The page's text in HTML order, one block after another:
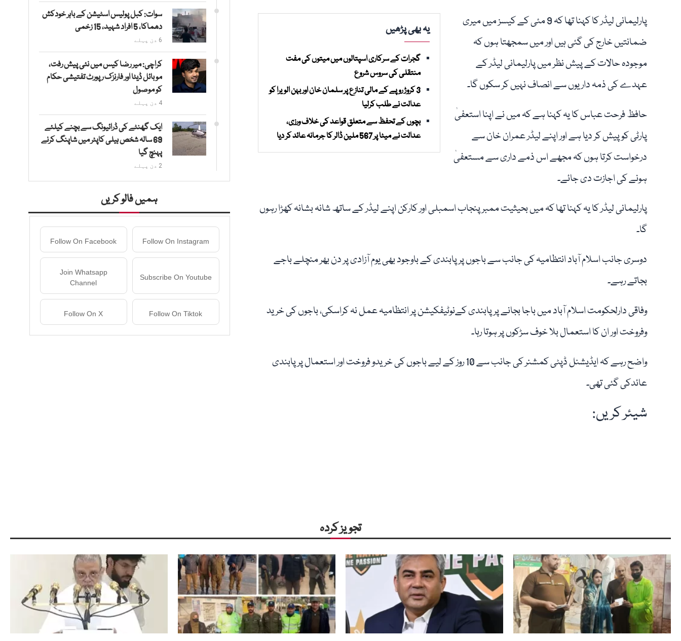
یہ بھی پڑھیں
گجرات کے سرکاری اسپتالوں میں میتوں کی مفت
منتقلی کی سروس شروع
3 کروڑ روپے کے مالی تنازع پر سلمان خان اور بہن الویرا کو
عدالت نے طلب کرلیا
بچوں کے تحفظ سے متعلق قواعد کی خلاف ورزی،
عدالت نے میٹا پر 567 ملین ڈالر کا جرمانہ عائد کر دیا
پارلیمانی لیڈر کا کہنا تھا کہ 9 مئی کے کیسز میں میری
ضمانتیں خارج کی گئی ہیں اور میں سمجھتا ہوں کہ
موجودہ حالات کے پیش نظر میں پارلیمانی لیڈر کے
عہدے کی ذمہ داریوں سے انصاف نہیں کر سکوں گا۔
حافظ فرحت عباس کا یہ کہنا ہے کہ میں نے اپنا استعفیٰ
پارٹی کو پیش کر دیا ہے اور اپنے لیڈر عمران خان سے
درخواست کرتا ہوں کہ مجھے اس ذمے داری سے مستعفیٰ
ہونے کی اجازت دی جائے۔
پارلیمانی لیڈر کا یہ کہنا تھا کہ میں بحیثیت ممبر پنجاب اسمبلی اور کارکن اپنے لیڈر کے ساتھ شانہ بشانہ کھڑا رہوں
گا۔
دوسری جانب اسلام آباد انتظامیہ کی جانب سے باجوں پر پابندی کے باوجود بھی یوم آزادی پر دن بھر منچلے باجے
بجاتے رہے۔
وفاقی دارلحکومت اسلام آباد میں باجا بجانے پرپابندی کےنوٹیفکیشن پر انتظامیہ عمل نہ کراسکی، باجوں کی خرید
وفروخت اور ان کا استعمال بلا خوف سڑکوں پر ہوتا رہا۔
واضح رہے کہ ایڈیشنل ڈپٹی کمشنر کی جانب سے 10 روز کے لیے باجوں کی خریدو فروخت اور استعمال پر پابندی
عائدکی گئی تھی۔
شیئر کریں:
سوات: کبل پولیس اسٹیشن کے باہر خودکش
دھماکا، 5 افراد شہید، 15 زخمی
6 دن پہلے
کراچی: میر رضا کیس میں نئی پیش رفت،
موبائل ڈیٹا اور فارنزک رپورٹ تفتیشی حکام
کو موصول
4 دن پہلے
ایک گھنٹے کی ڈرائیونگ سے بچنے کیلئے
69 سالہ شخص ہیلی کاپٹر میں شاپنگ کرنے
پہنچ گیا
2 دن پہلے
ہمیں فالو کریں
Follow On Instagram
Follow On Facebook
Subscribe On Youtube
Join Whatsapp
Channel
Follow On Tiktok
Follow On X
تجویز کردہ